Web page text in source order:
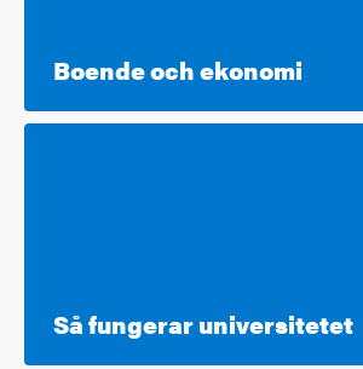
Boende och ekonomi
Så fungerar universitetet